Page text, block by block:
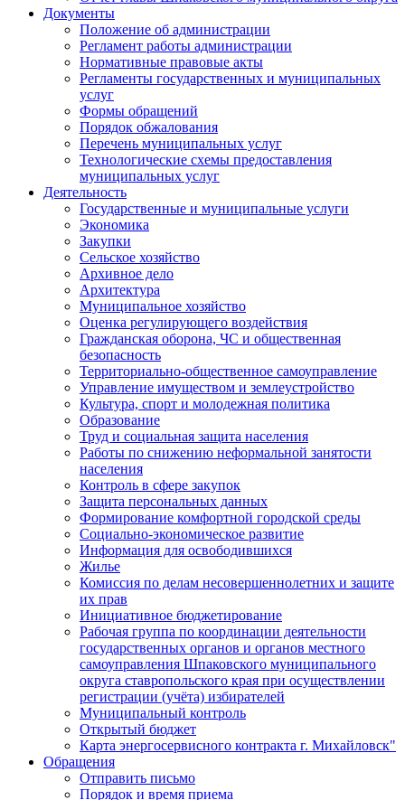
Документы
Положение об администрации
Регламент работы администрации
Нормативные правовые акты
Регламенты государственных и муниципальных
услуг
Формы обращений
Порядок обжалования
Перечень муниципальных услуг
Технологические схемы предоставления
муниципальных услуг
Деятельность
Государственные и муниципальные услуги
Экономика
Закупки
Сельское хозяйство
Архивное дело
Архитектура
Муниципальное хозяйство
Оценка регулирующего воздействия
Гражданская оборона, ЧС и общественная
безопасность
Территориально-общественное самоуправление
Управление имуществом и землеустройство
Культура, спорт и молодежная политика
Образование
Труд и социальная защита населения
Работы по снижению неформальной занятости
населения
Контроль в сфере закупок
Защита персональных данных
Формирование комфортной городской среды
Социально-экономическое развитие
Информация для освободившихся
Жилье
Комиссия по делам несовершеннолетних и защите
их прав
Инициативное бюджетирование
Рабочая группа по координации деятельности
государственных органов и органов местного
самоуправления Шпаковского муниципального
округа ставропольского края при осуществлении
регистрации (учёта) избирателей
Муниципальный контроль
Открытый бюджет
Карта энергосервисного контракта г. Михайловск"
Обращения
Отправить письмо
Порядок и время приема